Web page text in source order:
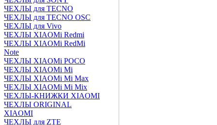
ЧЕХЛЫ для TECNO
ЧЕХЛЫ для TECNO OSC
ЧЕХЛЫ для Vivo
ЧЕХЛЫ XIAOMi Redmi
ЧЕХЛЫ XIAOMi RedMi
Note
ЧЕХЛЫ XIAOMi POCO
ЧЕХЛЫ XIAOMi Mi
ЧЕХЛЫ XIAOMi Mi Max
ЧЕХЛЫ XIAOMi Mi Mix
ЧЕХЛЫ-КНИЖКИ XIAOMI
ЧЕХЛЫ ORIGINAL
XIAOMI
ЧЕХЛЫ для ZTE